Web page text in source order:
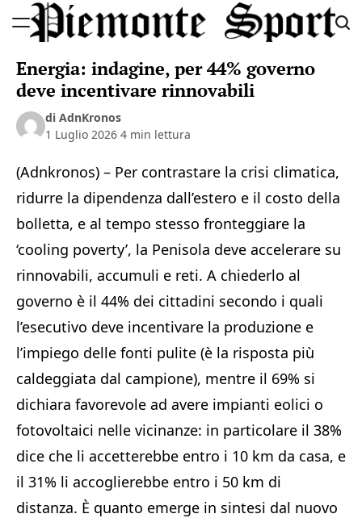
to
Sport
Energia: indagine, per 44% governo
deve incentivare rinnovabili
di AdnKronos
1 Luglio 2026 4 min lettura
(Adnkronos) – Per contrastare la crisi climatica,
ridurre la dipendenza dall’estero e il costo della
bolletta, e al tempo stesso fronteggiare la
‘cooling poverty’, la Penisola deve accelerare su
rinnovabili, accumuli e reti. A chiederlo al
governo è il 44% dei cittadini secondo i quali
l’esecutivo deve incentivare la produzione e
l’impiego delle fonti pulite (è la risposta più
caldeggiata dal campione), mentre il 69% si
dichiara favorevole ad avere impianti eolici o
fotovoltaici nelle vicinanze: in particolare il 38%
dice che li accetterebbe entro i 10 km da casa, e
il 31% li accoglierebbe entro i 50 km di
distanza. È quanto emerge in sintesi dal nuovo